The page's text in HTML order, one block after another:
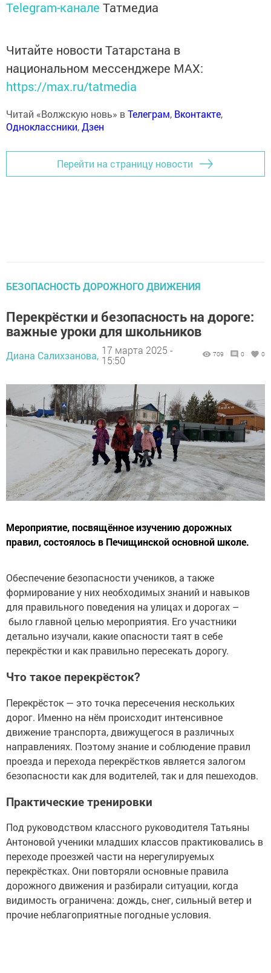
Telegram-канале Татмедиа
Читайте новости Татарстана в
национальном мессенджере MАХ:
https://max.ru/tatmedia
Читай «Волжскую новь» вТелеграм, Вконтакте,
Одноклассники,Дзен
Перейти на страницу новости
БЕЗОПАСНОСТЬ ДОРОЖНОГО ДВИЖЕНИЯ
Перекрёстки и безопасность на дороге:
важные уроки для школьников
Диана Салихзанова, 17 марта 2025 -
15:50
709 0 0
Мероприятие, посвящённое изучению дорожных
правил, состоялось в Печищинской основной школе.
Обеспечение безопасности учеников, а также
формирование у них необходимых знаний и навыков
для правильного поведения на улицах и дорогах –
было главной целью мероприятия. Его участники
детально изучали, какие опасности таят в себе
перекрёстки и как правильно пересекать дорогу.
Что такое перекрёсток?
Перекрёсток — это точка пересечения нескольких
дорог. Именно на нём происходит интенсивное
движение транспорта, движущегося в различных
направлениях. Поэтому знание и соблюдение правил
проезда и перехода перекрёстков является залогом
безопасности как для водителей, так и для пешеходов.
Практические тренировки
Под руководством классного руководителя Татьяны
Антоновой ученики младших классов практиковались в
переходе проезжей части на нерегулируемых
перекрёстках. Они повторяли основные правила
дорожного движения и разбирали ситуации, когда
видимость ограничена: дождь, снег, сильный ветер и
прочие неблагоприятные погодные условия.